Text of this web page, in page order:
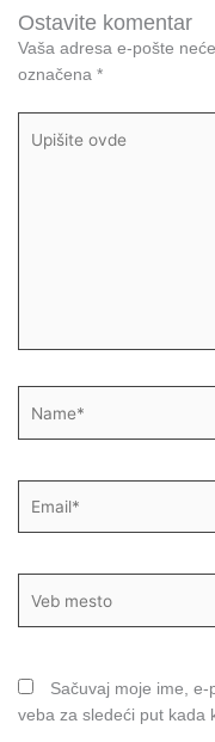
Ostavite komentar
Vaša adresa e-pošte
označena *
ovde
mesto
Sačuvaj moje ime,
veba za sledeći put kada